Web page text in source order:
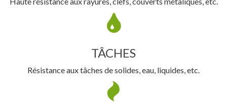
TÂCHES
Résistance aux tâches de solides, eau, liquides, etc.